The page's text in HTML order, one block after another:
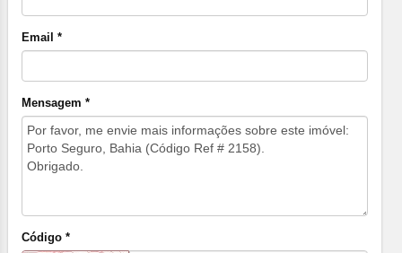
Email *
Mensagem *
Código *